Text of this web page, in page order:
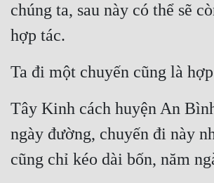
chúng ta, sau này có thể sẽ
hợp tác.
Ta đi một chuyến cũng là
Tây Kinh cách huyện An
ngày đường, chuyến đi này
cũng chỉ kéo dài bốn, năm